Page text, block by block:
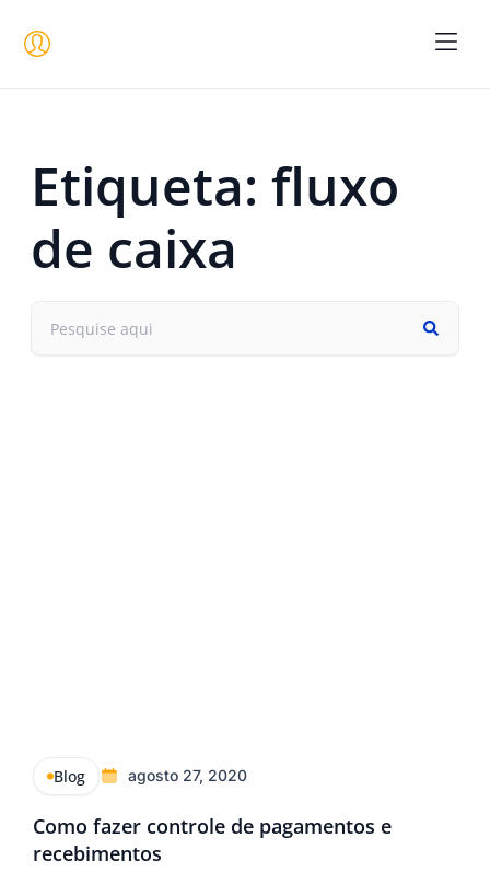
Etiqueta: fluxo
de caixa
Blog agosto 27, 2020
Como fazer controle de pagamentos e
recebimentos